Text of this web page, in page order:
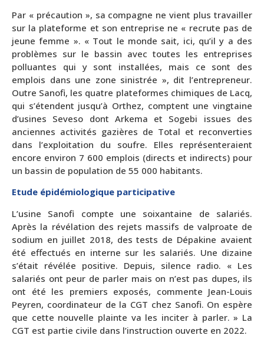
Par « précaution », sa compagne ne vient plus travailler
sur la plateforme et son entreprise ne « recrute pas de
jeune femme ». « Tout le monde sait, ici, qu’il y a des
problèmes sur le bassin avec toutes les entreprises
polluantes qui y sont installées, mais ce sont des
emplois dans une zone sinistrée », dit l’entrepreneur.
Outre Sanofi, les quatre plateformes chimiques de Lacq,
qui s’étendent jusqu’à Orthez, comptent une vingtaine
d’usines Seveso dont Arkema et Sogebi issues des
anciennes activités gazières de Total et reconverties
dans l’exploitation du soufre. Elles représenteraient
encore environ 7 600 emplois (directs et indirects) pour
un bassin de population de 55 000 habitants.
Etude épidémiologique participative
L’usine Sanofi compte une soixantaine de salariés.
Après la révélation des rejets massifs de valproate de
sodium en juillet 2018, des tests de Dépakine avaient
été effectués en interne sur les salariés. Une dizaine
s’était révélée positive. Depuis, silence radio. « Les
salariés ont peur de parler mais on n’est pas dupes, ils
ont été les premiers exposés, commente Jean-Louis
Peyren, coordinateur de la CGT chez Sanofi. On espère
que cette nouvelle plainte va les inciter à parler. » La
CGT est partie civile dans l’instruction ouverte en 2022.